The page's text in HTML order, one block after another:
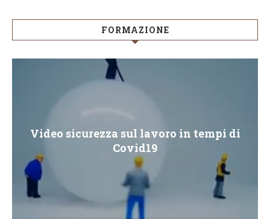
FORMAZIONE
Video sicurezza sul lavoro in tempi di
Covid19